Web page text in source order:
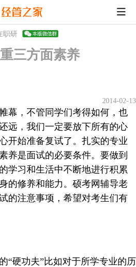
职研
三方面素养
2014-02-13
幕，不管同学们考得如何，也
远，我们一定要放下所有的心
开始准备复试了。扎实的专业
养是面试的必要条件。要做到
学习和生活中不断地进行积累
的修养和能力。硕考网辅导老
的注意事项，希望对考生们有
“硬功夫”比如对于所学专业的历